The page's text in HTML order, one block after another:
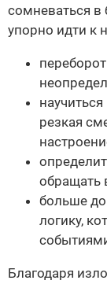
сомневаться в
упорно идти к
резкая
обращать
больше
логику,
Благодаря